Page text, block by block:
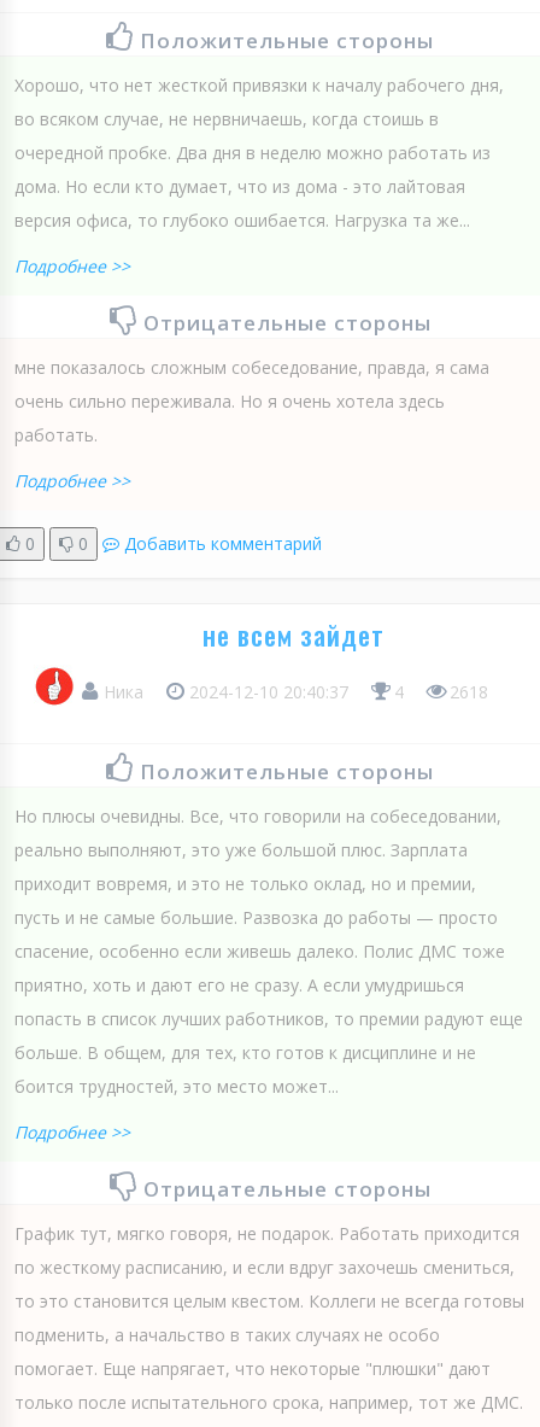
Положительные стороны
Хорошо, что нет жесткой привязки к началу рабочего дня,
во всяком случае, не нервничаешь, когда стоишь в
очередной пробке. Два дня в неделю можно работать из
дома. Но если кто думает, что из дома - это лайтовая
версия офиса, то глубоко ошибается. Нагрузка та же...
Подробнее >>
Отрицательные стороны
мне показалось сложным собеседование, правда, я сама
очень сильно переживала. Но я очень хотела здесь
работать.
Подробнее >>
0 0 Добавить комментарий
не всем зайдет
Ника 2024-12-10 20:40:37 4 2618
Положительные стороны
Но плюсы очевидны. Все, что говорили на собеседовании,
реально выполняют, это уже большой плюс. Зарплата
приходит вовремя, и это не только оклад, но и премии,
пусть и не самые большие. Развозка до работы — просто
спасение, особенно если живешь далеко. Полис ДМС тоже
приятно, хоть и дают его не сразу. А если умудришься
попасть в список лучших работников, то премии радуют еще
больше. В общем, для тех, кто готов к дисциплине и не
боится трудностей, это место может...
Подробнее >>
Отрицательные стороны
График тут, мягко говоря, не подарок. Работать приходится
по жесткому расписанию, и если вдруг захочешь смениться,
то это становится целым квестом. Коллеги не всегда готовы
подменить, а начальство в таких случаях не особо
помогает. Еще напрягает, что некоторые "плюшки" дают
только после испытательного срока, например, тот же ДМС.